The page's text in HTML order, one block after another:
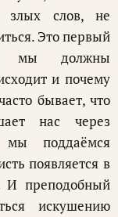
злых слов, не
Это первый
мы должны
и почему
бывает, что
нас через
мы поддаёмся
появляется в
И преподобный
искушению